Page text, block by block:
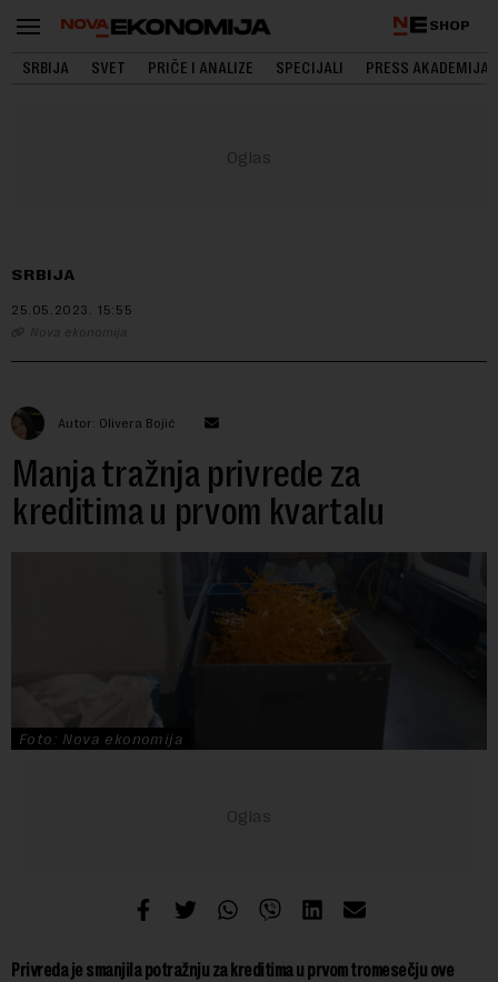
SHOP
SRBIJA SVET PRIČE I ANALIZE SPECIJALI PRESS AKADEMIJA
SRBIJA
25.05.2023. 15:55
Nova ekonomija
Autor: Olivera Bojić
Manja tražnja privrede za
kreditima u prvom kvartalu
Foto: Nova ekonomija
Privreda je smanjila potražnju za kreditima u prvom tromesečju ove